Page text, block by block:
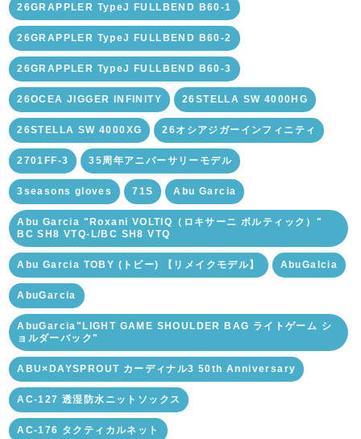
26GRAPPLER TypeJ FULLBEND B60-1
26GRAPPLER TypeJ FULLBEND B60-2
26GRAPPLER TypeJ FULLBEND B60-3
26OCEA JIGGER INFINITY 26STELLA SW 4000HG
26STELLA SW 4000XG 26オシアジガーインフィニティ
2701FF-3 35周年アニバーサリーモデル
3seasons gloves 71S Abu Garcia
Abu Garcia "Roxani VOLTIQ（ロキサーニ ボルティック）"
BC SH8 VTQ-L/BC SH8 VTQ
Abu Garcia TOBY (トビー) 【リメイクモデル】 AbuGalcia
AbuGarcia
AbuGarcia"LIGHT GAME SHOULDER BAG ライトゲーム シ
ョルダーバック"
ABU×DAYSPROUT カーディナル3 50th Anniversary
AC-127 透湿防水ニットソックス
AC-176 タクティカルネット